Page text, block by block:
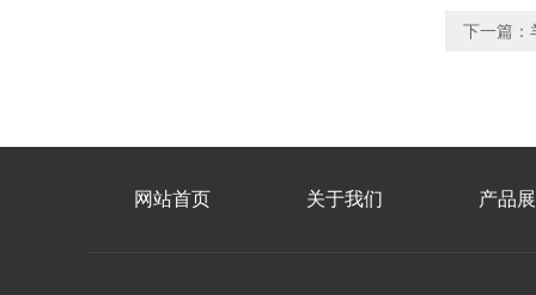
下一篇：
网站首页 关于我们 产品